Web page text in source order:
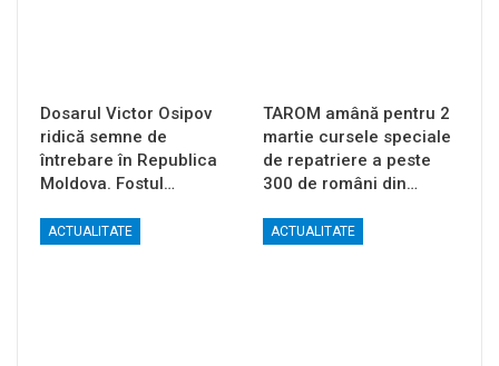
Dosarul Victor Osipov
ridică semne de
întrebare în Republica
Moldova. Fostul…
TAROM amână pentru 2
martie cursele speciale
de repatriere a peste
300 de români din…
ACTUALITATE ACTUALITATE